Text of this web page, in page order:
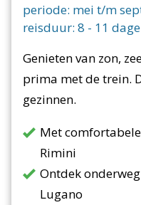
periode: mei t/m
reisduur: 8 - 11
Genieten van zon,
prima met de trein.
gezinnen.
Met
Rimini
Ontdek
Lugano